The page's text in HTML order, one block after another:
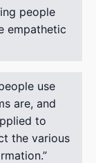
people
empathetic
use
are, and
to
the various